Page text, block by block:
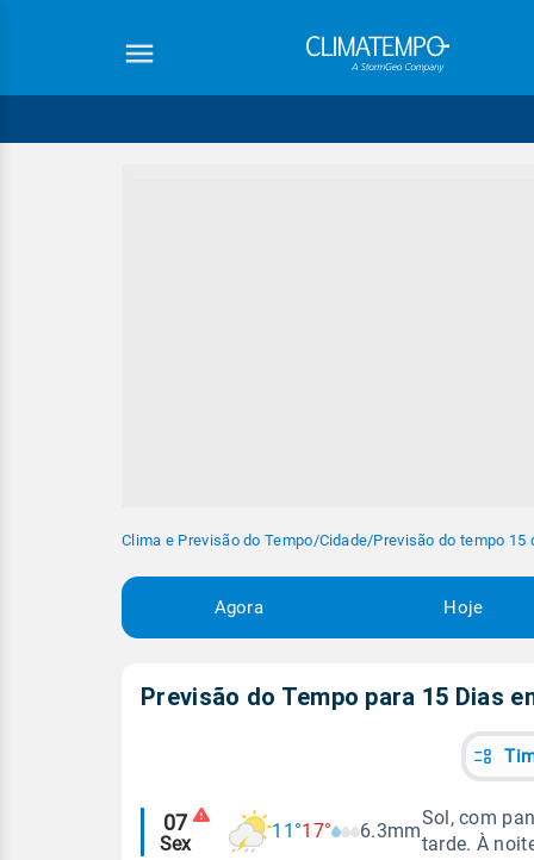
Clima e Previsão do Tempo/Cidade/Previsão do tempo 15
Agora Hoje
Previsão do Tempo para 15 Dias
Alertas
07
Sex
11°17° 6.3mm
Sol, com
tarde. À